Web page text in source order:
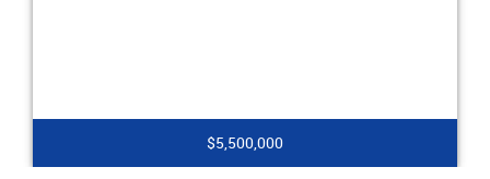
$5,500,000